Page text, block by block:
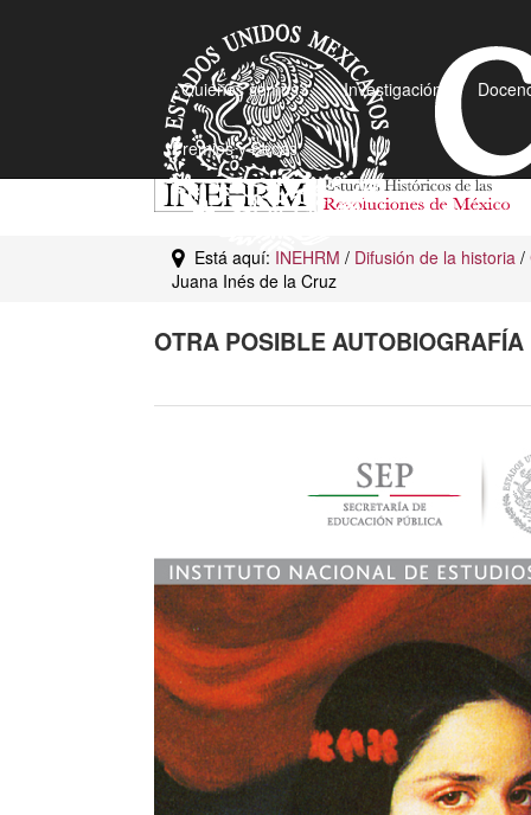
¿Quiénes somos? Investigación
Premios y Becas
Está aquí: INEHRM / Difusión de la historia /
Juana Inés de la Cruz
OTRA POSIBLE